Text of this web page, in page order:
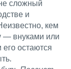
сложный
и
кем
— внуками или
остаются